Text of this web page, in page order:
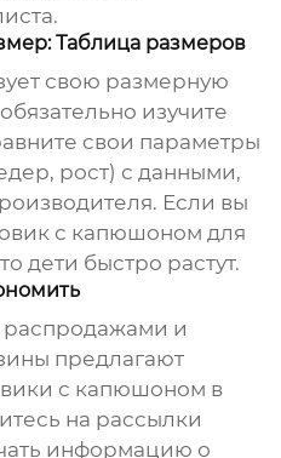
Таблица размеров
свою размерную
изучите
свои параметры
рост) с данными,
Если вы
с капюшоном для
дети быстро растут.
распродажами и
предлагают
с капюшоном в
на рассылки
информацию о